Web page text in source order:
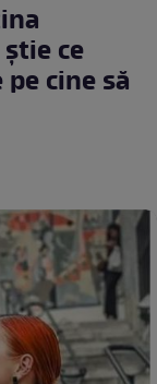
ce
cine să